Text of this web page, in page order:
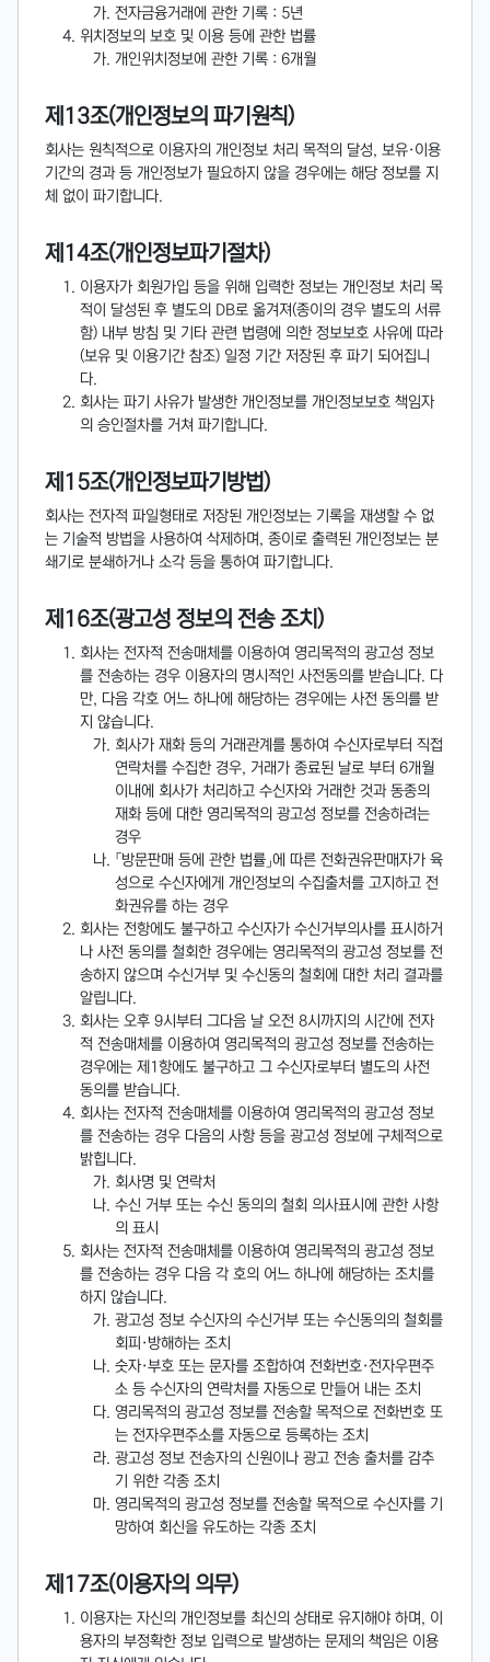
전자금융거래에 관한 기록 : 5년
위치정보의 보호 및 이용 등에 관한 법률
개인위치정보에 관한 기록 : 6개월
제13조(개인정보의 파기원칙)
회사는 원칙적으로 이용자의 개인정보 처리 목적의 달성, 보유·이용
기간의 경과 등 개인정보가 필요하지 않을 경우에는 해당 정보를 지
체 없이 파기합니다.
제14조(개인정보파기절차)
이용자가 회원가입 등을 위해 입력한 정보는 개인정보 처리 목
적이 달성된 후 별도의 DB로 옮겨져(종이의 경우 별도의 서류
함) 내부 방침 및 기타 관련 법령에 의한 정보보호 사유에 따라
(보유 및 이용기간 참조) 일정 기간 저장된 후 파기 되어집니
다.
회사는 파기 사유가 발생한 개인정보를 개인정보보호 책임자
의 승인절차를 거쳐 파기합니다.
제15조(개인정보파기방법)
회사는 전자적 파일형태로 저장된 개인정보는 기록을 재생할 수 없
는 기술적 방법을 사용하여 삭제하며, 종이로 출력된 개인정보는 분
쇄기로 분쇄하거나 소각 등을 통하여 파기합니다.
제16조(광고성 정보의 전송 조치)
회사는 전자적 전송매체를 이용하여 영리목적의 광고성 정보
를 전송하는 경우 이용자의 명시적인 사전동의를 받습니다. 다
만, 다음 각호 어느 하나에 해당하는 경우에는 사전 동의를 받
지 않습니다.
회사가 재화 등의 거래관계를 통하여 수신자로부터 직접
연락처를 수집한 경우, 거래가 종료된 날로 부터 6개월
이내에 회사가 처리하고 수신자와 거래한 것과 동종의
재화 등에 대한 영리목적의 광고성 정보를 전송하려는
경우
「방문판매 등에 관한 법률」에 따른 전화권유판매자가 육
성으로 수신자에게 개인정보의 수집출처를 고지하고 전
화권유를 하는 경우
회사는 전항에도 불구하고 수신자가 수신거부의사를 표시하거
나 사전 동의를 철회한 경우에는 영리목적의 광고성 정보를 전
송하지 않으며 수신거부 및 수신동의 철회에 대한 처리 결과를
알립니다.
회사는 오후 9시부터 그다음 날 오전 8시까지의 시간에 전자
적 전송매체를 이용하여 영리목적의 광고성 정보를 전송하는
경우에는 제1항에도 불구하고 그 수신자로부터 별도의 사전
동의를 받습니다.
회사는 전자적 전송매체를 이용하여 영리목적의 광고성 정보
를 전송하는 경우 다음의 사항 등을 광고성 정보에 구체적으로
밝힙니다.
회사명 및 연락처
수신 거부 또는 수신 동의의 철회 의사표시에 관한 사항
의 표시
회사는 전자적 전송매체를 이용하여 영리목적의 광고성 정보
를 전송하는 경우 다음 각 호의 어느 하나에 해당하는 조치를
하지 않습니다.
광고성 정보 수신자의 수신거부 또는 수신동의의 철회를
회피·방해하는 조치
숫자·부호 또는 문자를 조합하여 전화번호·전자우편주
소 등 수신자의 연락처를 자동으로 만들어 내는 조치
영리목적의 광고성 정보를 전송할 목적으로 전화번호 또
는 전자우편주소를 자동으로 등록하는 조치
광고성 정보 전송자의 신원이나 광고 전송 출처를 감추
기 위한 각종 조치
영리목적의 광고성 정보를 전송할 목적으로 수신자를 기
망하여 회신을 유도하는 각종 조치
제17조(이용자의 의무)
이용자는 자신의 개인정보를 최신의 상태로 유지해야 하며, 이
용자의 부정확한 정보 입력으로 발생하는 문제의 책임은 이용